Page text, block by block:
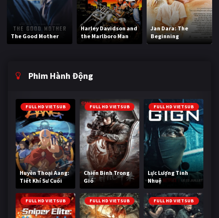
The Good Mother
Harley Davidson and
the Marlboro Man
Jan Dara: The
Beginning
Phim Hành Động
FULL HD VIETSUB
Huyền Thoại Aang:
Tiết Khí Sư Cuối
Cùng
FULL HD VIETSUB
Chiến Binh Trong
Gió
FULL HD VIETSUB
Lực Lượng Tinh
Nhuệ
FULL HD VIETSUB FULL HD VIETSUB FULL HD VIETSUB